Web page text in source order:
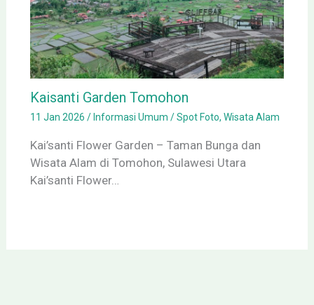
Kaisanti Garden Tomohon
11 Jan 2026/ Informasi Umum /Spot Foto,Wisata Alam
Kai’santi Flower Garden – Taman Bunga dan
Wisata Alam di Tomohon, Sulawesi Utara
Kai’santi Flower…